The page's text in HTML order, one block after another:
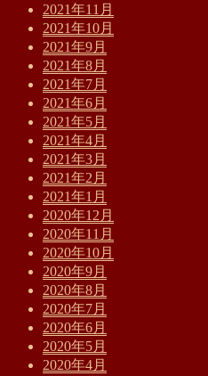
2021年11月
2021年10月
2021年9月
2021年8月
2021年7月
2021年6月
2021年5月
2021年4月
2021年3月
2021年2月
2021年1月
2020年12月
2020年11月
2020年10月
2020年9月
2020年8月
2020年7月
2020年6月
2020年5月
2020年4月